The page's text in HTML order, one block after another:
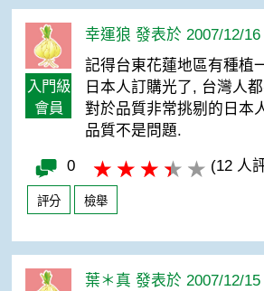
入門級
會員
幸運狼 發表於 2007/12/16
記得台東花蓮地區有種植
日本人訂購光了, 台灣人
對於品質非常挑剔的日本
品質不是問題.
0 (12 人
評分 檢舉
葉＊真 發表於 2007/12/15